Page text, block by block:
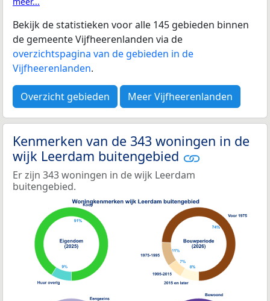
Bekijk de statistieken voor alle 145 gebieden binnen
de gemeente Vijfheerenlanden via de
overzichtspagina van de gebieden in de
Vijfheerenlanden.
Overzicht gebieden Meer Vijfheerenlanden
Kenmerken van de 343 woningen in de
wijk Leerdam buitengebied
Er zijn 343 woningen in de wijk Leerdam
buitengebied.